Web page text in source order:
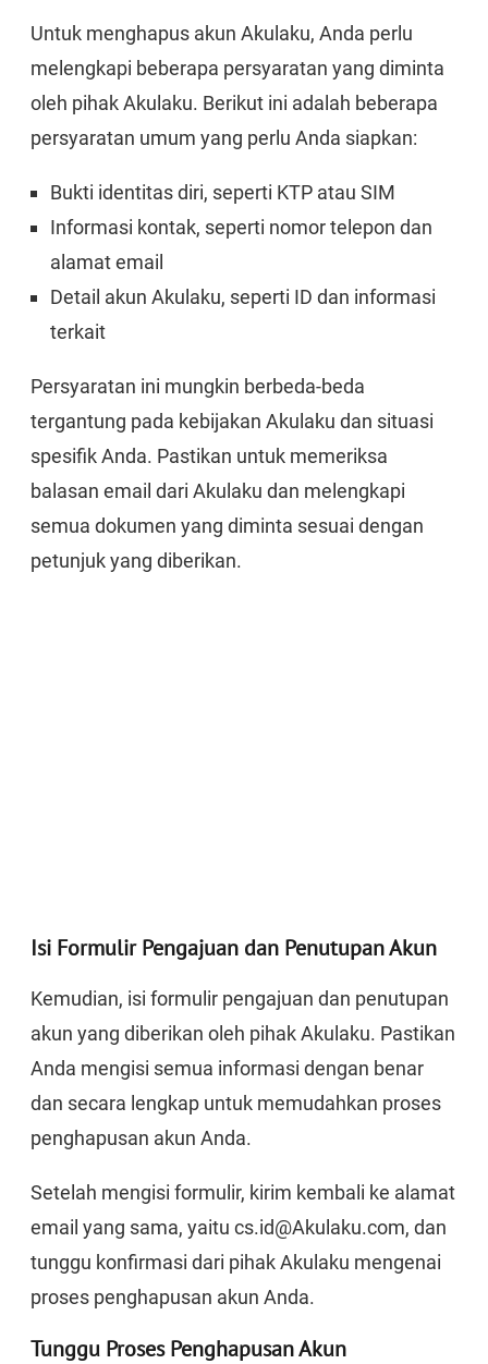
Untuk menghapus akun Akulaku, Anda perlu
melengkapi beberapa persyaratan yang diminta
oleh pihak Akulaku. Berikut ini adalah beberapa
persyaratan umum yang perlu Anda siapkan:
Bukti identitas diri, seperti KTP atau SIM
Informasi kontak, seperti nomor telepon dan
alamat email
Detail akun Akulaku, seperti ID dan informasi
terkait
Persyaratan ini mungkin berbeda-beda
tergantung pada kebijakan Akulaku dan situasi
spesifik Anda. Pastikan untuk memeriksa
balasan email dari Akulaku dan melengkapi
semua dokumen yang diminta sesuai dengan
petunjuk yang diberikan.
Isi Formulir Pengajuan dan Penutupan Akun
Kemudian, isi formulir pengajuan dan penutupan
akun yang diberikan oleh pihak Akulaku. Pastikan
Anda mengisi semua informasi dengan benar
dan secara lengkap untuk memudahkan proses
penghapusan akun Anda.
Setelah mengisi formulir, kirim kembali ke alamat
email yang sama, yaitu cs.id@Akulaku.com, dan
tunggu konfirmasi dari pihak Akulaku mengenai
proses penghapusan akun Anda.
Tunggu Proses Penghapusan Akun